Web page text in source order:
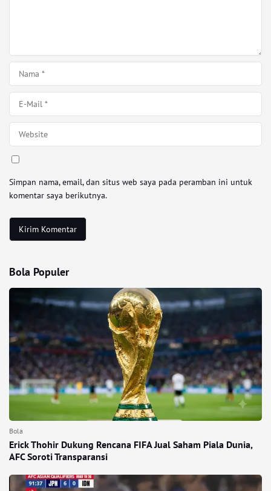
Simpan nama, email, dan situs web saya pada peramban ini untuk
komentar saya berikutnya.
Bola Populer
Bola
Erick Thohir Dukung Rencana FIFA Jual Saham Piala Dunia,
AFC Soroti Transparansi